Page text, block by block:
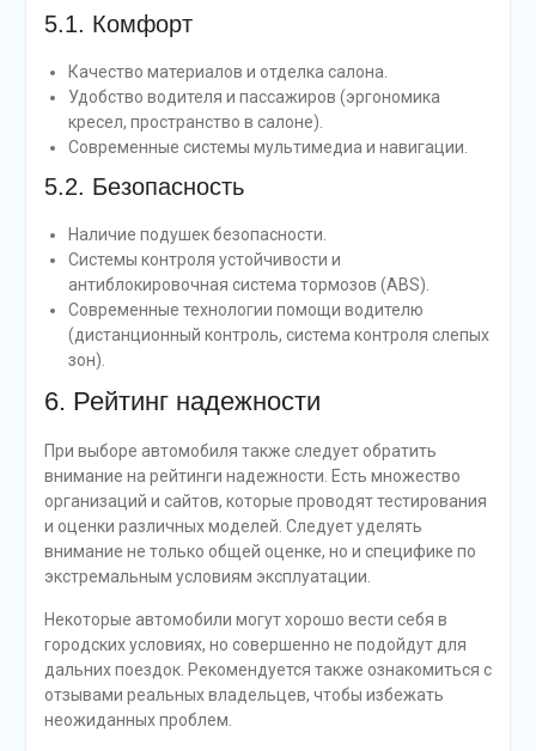
5.1. Комфорт
Качество материалов и отделка салона.
Удобство водителя и пассажиров (эргономика
кресел, пространство в салоне).
Современные системы мультимедиа и навигации.
5.2. Безопасность
Наличие подушек безопасности.
Системы контроля устойчивости и
антиблокировочная система тормозов (ABS).
Современные технологии помощи водителю
(дистанционный контроль, система контроля слепых
зон).
6. Рейтинг надежности
При выборе автомобиля также следует обратить
внимание на рейтинги надежности. Есть множество
организаций и сайтов, которые проводят тестирования
и оценки различных моделей. Следует уделять
внимание не только общей оценке, но и специфике по
экстремальным условиям эксплуатации.
Некоторые автомобили могут хорошо вести себя в
городских условиях, но совершенно не подойдут для
дальних поездок. Рекомендуется также ознакомиться с
отзывами реальных владельцев, чтобы избежать
неожиданных проблем.